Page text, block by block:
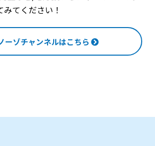
てください！
ーゾチャンネルはこちら